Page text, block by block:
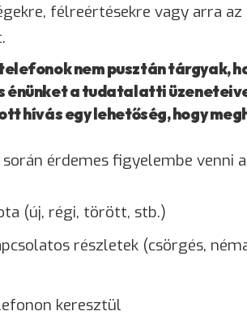
félreértésekre vagy arra
nem pusztán tárgyak,
énünket a tudatalatti
hívás egy lehetőség, hogy
érdemes figyelembe venni
(új, régi, törött, stb.)
részletek (csörgés,
keresztül